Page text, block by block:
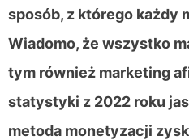
sposób, z którego każdy
Wiadomo, że wszystko
tym również marketing
statystyki z 2022 roku
metoda monetyzacji